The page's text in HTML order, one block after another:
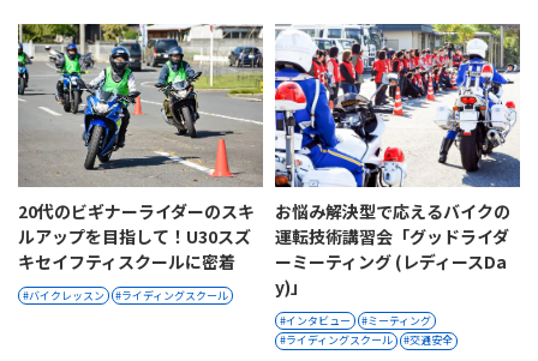
20代のビギナーライダーのスキ
ルアップを目指して！U30スズ
キセイフティスクールに密着
バイクレッスン ライディングスクール
お悩み解決型で応えるバイクの
運転技術講習会「グッドライダ
ーミーティング (レディースDa
y)」
インタビュー
ミーティング
ライディングスクール
交通安全